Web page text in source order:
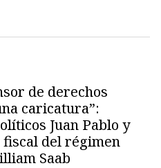
de derechos
caricatura”:
Juan Pablo y
fiscal del régimen
Saab